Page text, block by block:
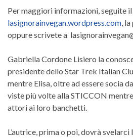
Per maggiori informazioni, seguite
lasignorainvegan.wordpress.com ,
oppure scrivete a
Gabriella Cordone Lisiero la
presidente dello Star Trek Italian
mentre Elisa, oltre ad essere socia
viste più volte alla STICCON
attori ai loro banchetti.
L’autrice, prima o poi, dovrà